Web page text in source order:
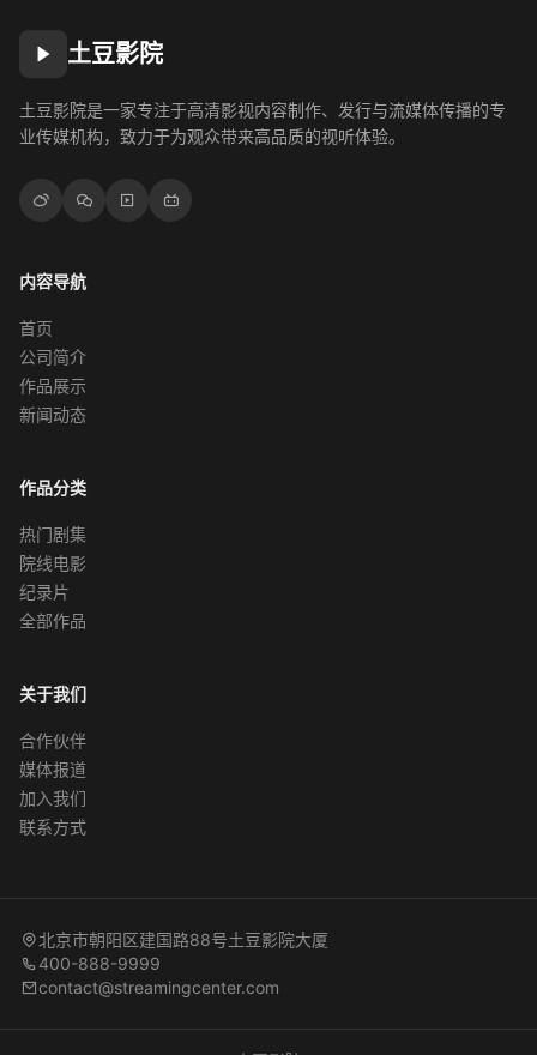
土豆影院
土豆影院是一家专注于高清影视内容制作、发行与流媒体传播的专
业传媒机构，致力于为观众带来高品质的视听体验。
内容导航
首页
公司简介
作品展示
新闻动态
作品分类
热门剧集
院线电影
纪录片
全部作品
关于我们
合作伙伴
媒体报道
加入我们
联系方式
北京市朝阳区建国路88号土豆影院大厦
400-888-9999
contact@streamingcenter.com